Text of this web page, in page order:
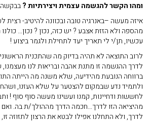
ומהו הקשר להגשמה עצמית ויצירתיות ?בבקשה
איזה מעשה –באנרגיה טובה ובכוונה להיטיב- רצית
מהספה ולא הזזת אצבע ? יש כזה, נכון ? נכון…
עכשיו, תן/י לי תאריך יעד לתחילת ולגמר ביצוע !
לרוב התוצאה לא תהיה בדיוק מה שהתכנית
לדרך ההגשמה זו מתנת אהבה ובריאות לנו
ברווחה הנובעת מהידיעה, שלא משנה מה הייתה
ולתמיד נדע שבמקום להצטער על שלא העזנו,
לחששות ודחיינות, קמנו ועשינו מעשה סוף סוף !
מהיציאה הזו לדרך…חכמה הדרך מההולך/ת בה. ואם
לדרך, ולא התחלנו אפילו לבטא את הרצון לתזוזה